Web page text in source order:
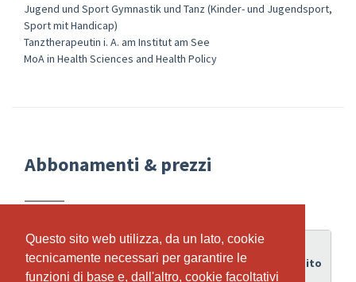
Questo sito web utilizza, da un lato, cookie
tecnicamente necessari per garantire le
funzioni di base e, dall'altro, cookie facoltativi
Questo sito web utilizza, da un lato, cookie
tecnicamente necessari per garantire le
funzioni di base e, dall'altro, cookie facoltativi
Jugend und Sport Gymnastik und Tanz (Kinder- und Jugendsport,
Sport mit Handicap)
Tanztherapeutin i. A. am Institut am See
MoA in Health Sciences and Health Policy
Abbonamenti & prezzi
Abbonamento
Periodo
di
Credito